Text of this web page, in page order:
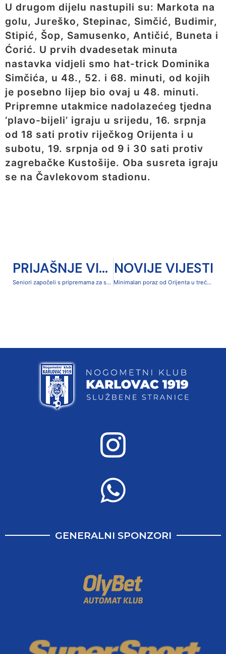
U drugom dijelu nastupili su: Markota na
golu, Jureško, Stepinac, Simčić, Budimir,
Stipić, Šop, Samusenko, Antičić, Buneta i
Ćorić. U prvih dvadesetak minuta
nastavka vidjeli smo hat-trick Dominika
Simčića, u 48., 52. i 68. minuti, od kojih
je posebno lijep bio ovaj u 48. minuti.
Pripremne utakmice nadolazećeg tjedna
‘plavo-bijeli’ igraju u srijedu, 16. srpnja
od 18 sati protiv riječkog Orijenta i u
subotu, 19. srpnja od 9 i 30 sati protiv
zagrebačke Kustošije. Oba susreta igraju
se na Čavlekovom stadionu.
PRIJAŠNJE VIJESTI
Seniori započeli s pripremama za sezonu u SuperSport Prvoj NL
NOVIJE VIJESTI
Minimalan poraz od Orijenta u trećoj pripremnoj utakmici
GENERALNI SPONZORI